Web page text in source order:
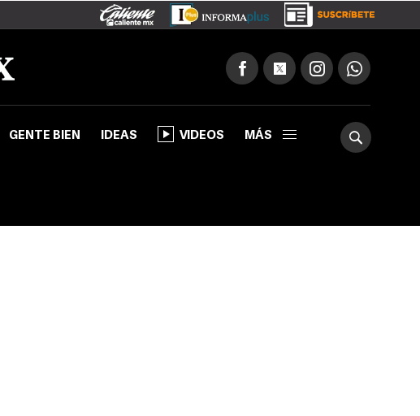
GENTE BIEN IDEAS VIDEOS MÁS